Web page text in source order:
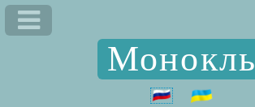
Монокль